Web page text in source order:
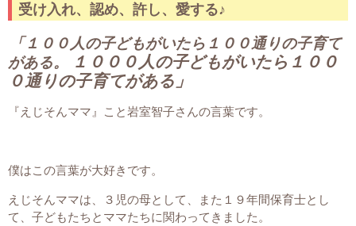
受け入れ、認め、許し、愛する♪
「１００人の子どもがいたら１００通りの子育て
がある。
１０００人の子どもがいたら１００
０通りの子育てがある」
『えじそんママ』こと岩室智子さんの言葉です。
僕はこの言葉が大好きです。
えじそんママは、３児の母として、また１９年間保育士とし
て、子どもたちとママたちに関わってきました。